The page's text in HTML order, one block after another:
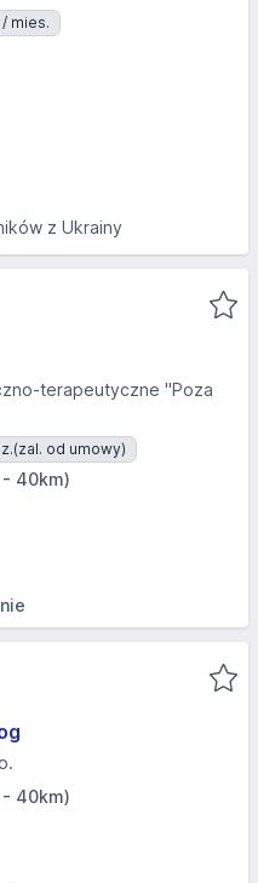
mies.
z Ukrainy
terapeutyczne "Poza
(zal. od umowy)
- 40km)
- 40km)